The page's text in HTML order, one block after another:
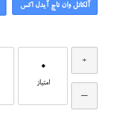
آلکاتل وان تاچ آیدل اکس
0
امتیاز